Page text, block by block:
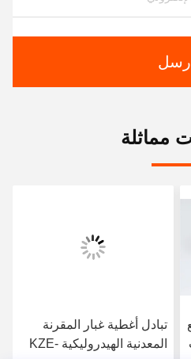
ارسل
مماثلة
تبادل أغطية غبار المقرنة
المعدنية الهيدروليكية KZE-